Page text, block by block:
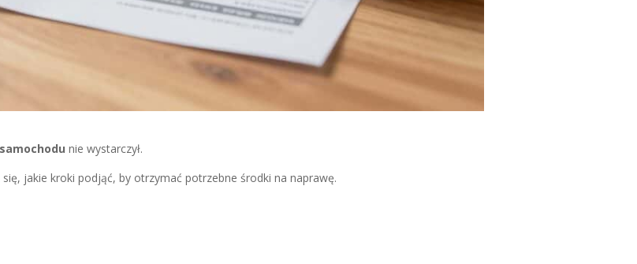
nie wystarczył.
jakie kroki podjąć, by otrzymać potrzebne środki na naprawę.